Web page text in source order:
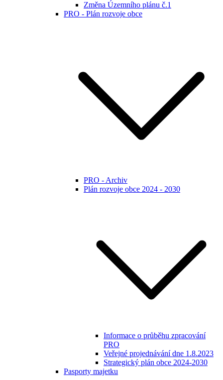
Změna Územního plánu č.1
PRO - Plán rozvoje obce
PRO - Archiv
Plán rozvoje obce 2024 - 2030
Informace o průběhu zpracování
PRO
Veřejné projednávání dne 1.8.2023
Strategický plán obce 2024-2030
Pasporty majetku